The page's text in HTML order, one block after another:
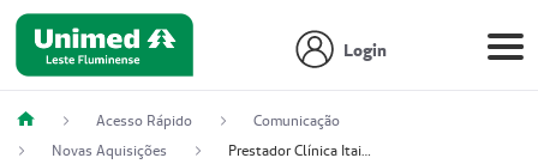
Login
Acesso Rápido
Comunicação
Novas Aquisições
Prestador Clínica Itaipú Ltda (51004348-2)